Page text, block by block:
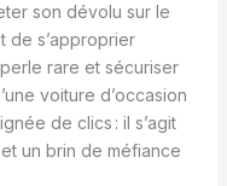
son dévolu sur le
de s’approprier
rare et sécuriser
voiture d’occasion
de clics : il s’agit
un brin de méfiance